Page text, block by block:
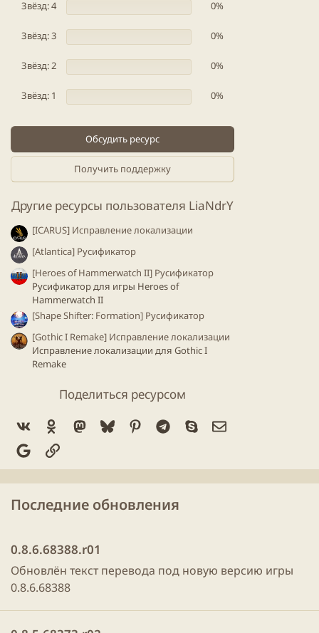
ё
д
Звёзд: 4 0%
Звёзд: 3 0%
Звёзд: 2 0%
Звёзд: 1 0%
Обсудить ресурс
Получить поддержку
Другие ресурсы пользователя LiaNdrY
[ICARUS] Исправление локализации
[Atlantica] Русификатор
[Heroes of Hammerwatch II] Русификатор
Русификатор для игры Heroes of
Hammerwatch II
[Shape Shifter: Formation] Русификатор
[Gothic I Remake] Исправление локализации
Исправление локализации для Gothiс I
Remake
Поделиться ресурсом
Ok Mastodon
BlueskyPinterestTelegram
SkypeЭлектронная
GoogleСсылка
Последние обновления
0.8.6.68388.r01
Обновлён текст перевода под новую версию игры
0.8.6.68388